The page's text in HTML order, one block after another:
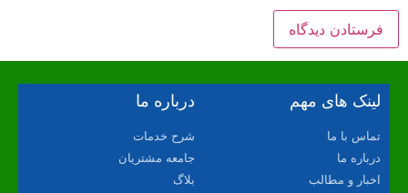
لینک های مهم
تماس با ما
درباره ما
اخبار و مطالب
درباره ما
شرح خدمات
جامعه مشتریان
بلاگ